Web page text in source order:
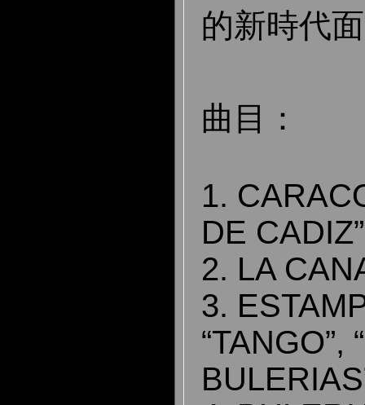
的新時代
曲目：
1.
DE CADIZ”
2. LA
3.
“TANGO”,